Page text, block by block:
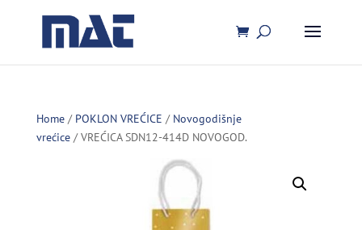
Home/ POKLON VREĆICE / Novogodišnje
vrećice/ VREĆICA SDN12-414D NOVOGOD.